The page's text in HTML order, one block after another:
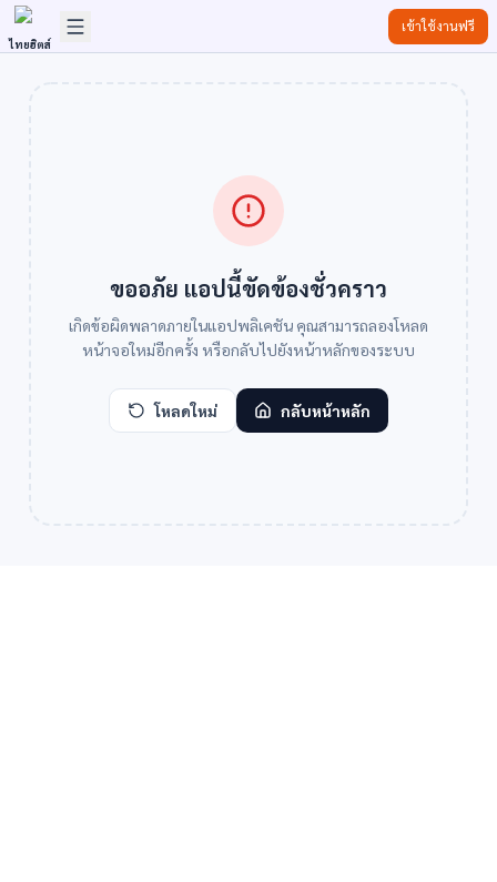
ไทยฮิตส์
เข้าใช้งานฟรี
ขออภัย แอปนี้ขัดข้องชั่วคราว
เกิดข้อผิดพลาดภายในแอปพลิเคชัน คุณสามารถลองโหลด
หน้าจอใหม่อีกครั้ง หรือกลับไปยังหน้าหลักของระบบ
โหลดใหม่ กลับหน้าหลัก